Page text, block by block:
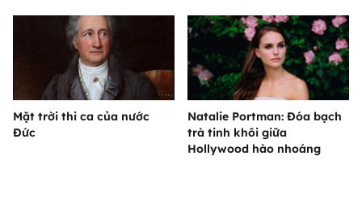
Mặt trời thi ca của nước
Đức
Natalie Portman: Đóa bạch
trà tinh khôi giữa
Hollywood hào nhoáng